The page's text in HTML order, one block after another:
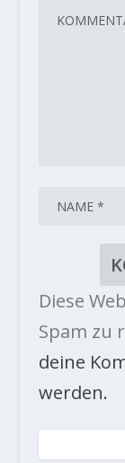
Diese
Spam zu
deine
werden.